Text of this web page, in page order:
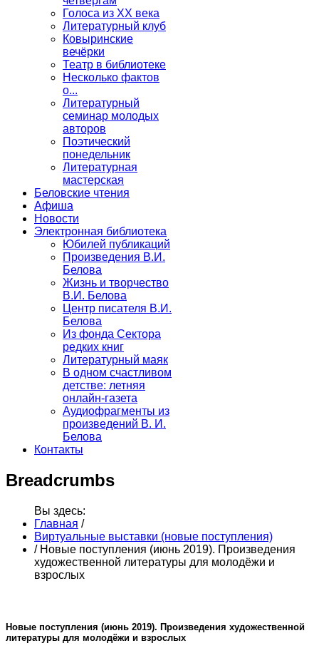
Голоса из ХХ века
Литературный клуб
Ковыринские
вечёрки
Театр в библиотеке
Несколько фактов
о...
Литературный
семинар молодых
авторов
Поэтический
понедельник
Литературная
мастерская
Беловские чтения
Афиша
Новости
Электронная библиотека
Юбилей публикаций
Произведения В.И.
Белова
Жизнь и творчество
В.И. Белова
Центр писателя В.И.
Белова
Из фонда Сектора
редких книг
Литературный маяк
В одном счастливом
детстве: летняя
онлайн-газета
Аудиофрагменты из
произведений В. И.
Белова
Контакты
Breadcrumbs
Вы здесь:
Главная /
Виртуальные выставки (новые поступления)
/ Новые поступления (июнь 2019). Произведения
художественной литературы для молодёжи и
взрослых
Новые поступления (июнь 2019). Произведения художественной
литературы для молодёжи и взрослых